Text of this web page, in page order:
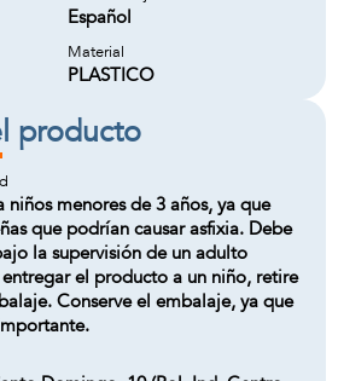
Español
Material
PLASTICO
producto
menores de 3 años, ya que
que podrían causar asfixia. Debe
la supervisión de un adulto
el producto a un niño, retire
Conserve el embalaje, ya que